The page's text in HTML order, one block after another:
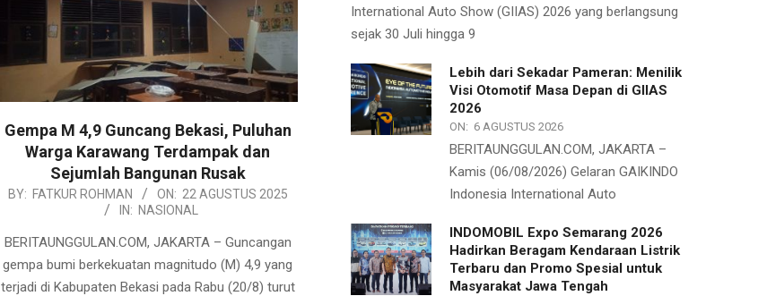
Gempa M 4,9 Guncang Bekasi, Puluhan
Warga Karawang Terdampak dan
Sejumlah Bangunan Rusak
2025-
22
BY: FATKUR ROHMAN ON: 22 AGUSTUS 2025
IN: NASIONAL
BERITAUNGGULAN.COM, JAKARTA – Guncangan
gempa bumi berkekuatan magnitudo (M) 4,9 yang
terjadi di Kabupaten Bekasi pada Rabu (20/8) turut
International Auto Show (GIIAS) 2026 yang berlangsung
sejak 30 Juli hingga 9
Lebih dari Sekadar Pameran: Menilik
Visi Otomotif Masa Depan di GIIAS
2026
ON: 6 AGUSTUS 2026
BERITAUNGGULAN.COM, JAKARTA –
Kamis (06/08/2026) Gelaran GAIKINDO
Indonesia International Auto
INDOMOBIL Expo Semarang 2026
Hadirkan Beragam Kendaraan Listrik
Terbaru dan Promo Spesial untuk
Masyarakat Jawa Tengah